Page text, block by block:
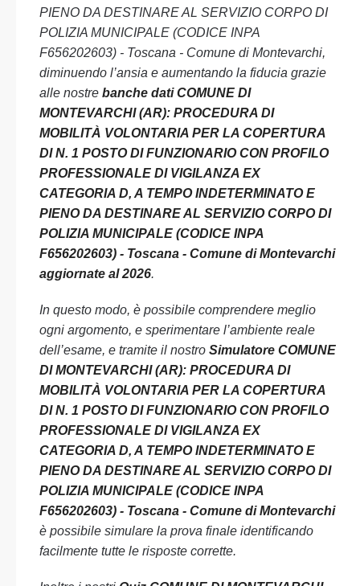
PIENO DA DESTINARE AL SERVIZIO CORPO DI
POLIZIA MUNICIPALE (CODICE INPA
F656202603) - Toscana - Comune di Montevarchi,
diminuendo l’ansia e aumentando la fiducia grazie
alle nostre banche dati COMUNE DI
MONTEVARCHI (AR): PROCEDURA DI
MOBILITÀ VOLONTARIA PER LA COPERTURA
DI N. 1 POSTO DI FUNZIONARIO CON PROFILO
PROFESSIONALE DI VIGILANZA EX
CATEGORIA D, A TEMPO INDETERMINATO E
PIENO DA DESTINARE AL SERVIZIO CORPO DI
POLIZIA MUNICIPALE (CODICE INPA
F656202603) - Toscana - Comune di Montevarchi
aggiornate al 2026.
In questo modo, è possibile comprendere meglio
ogni argomento, e sperimentare l’ambiente reale
dell’esame, e tramite il nostro Simulatore COMUNE
DI MONTEVARCHI (AR): PROCEDURA DI
MOBILITÀ VOLONTARIA PER LA COPERTURA
DI N. 1 POSTO DI FUNZIONARIO CON PROFILO
PROFESSIONALE DI VIGILANZA EX
CATEGORIA D, A TEMPO INDETERMINATO E
PIENO DA DESTINARE AL SERVIZIO CORPO DI
POLIZIA MUNICIPALE (CODICE INPA
F656202603) - Toscana - Comune di Montevarchi
è possibile simulare la prova finale identificando
facilmente tutte le risposte corrette.